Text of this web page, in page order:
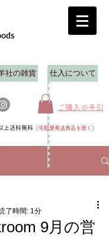
社の雑貨 仕入について
ご購入の手引
上送料無料 （宅配便発送商品を除く ）
9月の営
了時間: 1分